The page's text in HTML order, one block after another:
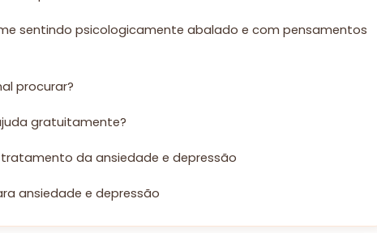
sentindo psicologicamente abalado e com pensamentos
procurar?
gratuitamente?
da ansiedade e depressão
ansiedade e depressão